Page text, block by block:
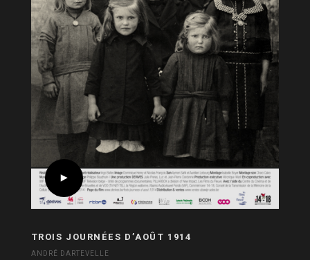
TROIS JOURNÉES D’AOÛT 1914
ANDRÉ DARTEVELLE